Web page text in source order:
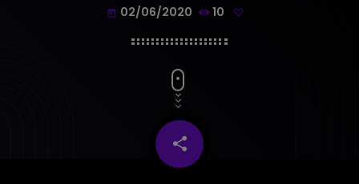
today 02/06/2020 10
share
email